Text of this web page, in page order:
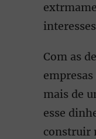
Com as
mais de
esse
construir